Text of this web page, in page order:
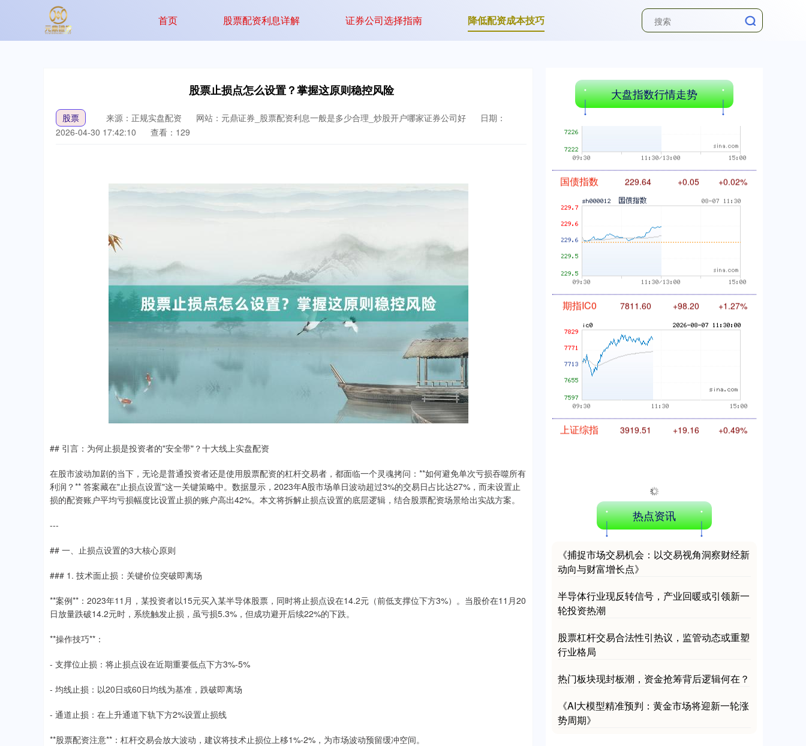
首页 股票配资利息详解 证券公司选择指南 降低配资成本技巧
股票止损点怎么设置？掌握这原则稳控风险
股票 来源：正规实盘配资 网站：元鼎证券_股票配资利息一般是多少合理_炒股开户哪家证券公司好
日期：
2026-04-30 17:42:10
查看：129
## 引言：为何止损是投资者的"安全带"？十大线上实盘配资
在股市波动加剧的当下，无论是普通投资者还是使用股票配资的杠杆交易者，都面临一个灵魂拷问：**如何避免单次亏损吞噬所有
利润？** 答案藏在"止损点设置"这一关键策略中。数据显示，2023年A股市场单日波动超过3%的交易日占比达27%，而未设置止
损的配资账户平均亏损幅度比设置止损的账户高出42%。本文将拆解止损点设置的底层逻辑，结合股票配资场景给出实战方案。
---
## 一、止损点设置的3大核心原则
### 1. 技术面止损：关键价位突破即离场
**案例**：2023年11月，某投资者以15元买入某半导体股票，同时将止损点设在14.2元（前低支撑位下方3%）。当股价在11月20
日放量跌破14.2元时，系统触发止损，虽亏损5.3%，但成功避开后续22%的下跌。
**操作技巧**：
- 支撑位止损：将止损点设在近期重要低点下方3%-5%
- 均线止损：以20日或60日均线为基准，跌破即离场
- 通道止损：在上升通道下轨下方2%设置止损线
**股票配资注意**：杠杆交易会放大波动，建议将技术止损位上移1%-2%，为市场波动预留缓冲空间。
大盘指数行情走势
基金指数 7236.70 +6.90 +0.10%
国债指数
期指IC0 7811.60
沪深300 4689.96 +38.65 +0.83%
热点资讯
《捕捉市场交易机会：以交易视角洞察财经新
动向与财富增长点》
半导体行业现反转信号，产业回暖或引领新一
轮投资热潮
股票杠杆交易合法性引热议，监管动态或重塑
行业格局
热门板块现封板潮，资金抢筹背后逻辑何在？
《AI大模型精准预判：黄金市场将迎新一轮涨
势周期》